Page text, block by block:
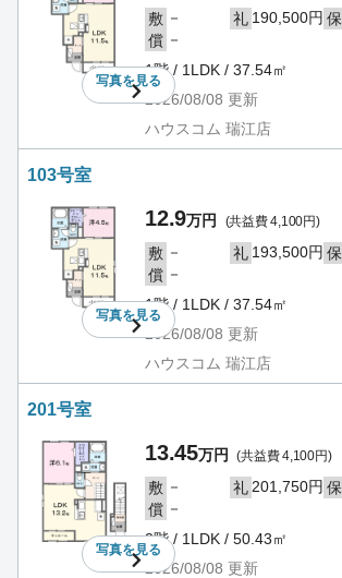
写真を見る
敷 － 礼 190,500円 保
償 －
1階 / 1LDK / 37.54㎡
2026/08/08 更新
ハウスコム 瑞江店
103号室
写真を見る
12.9万円 (共益費 4,100円)
敷 － 礼 193,500円 保
償 －
1階 / 1LDK / 37.54㎡
2026/08/08 更新
ハウスコム 瑞江店
201号室
写真を見る
13.45万円 (共益費 4,100円)
敷 － 礼 201,750円 保
償 －
2階 / 1LDK / 50.43㎡
2026/08/08 更新